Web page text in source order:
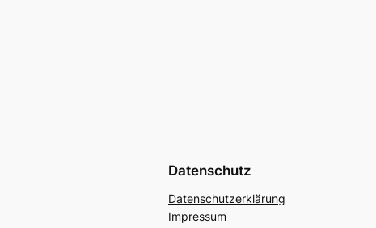
Datenschutz
Datenschutzerklärung
Impressum